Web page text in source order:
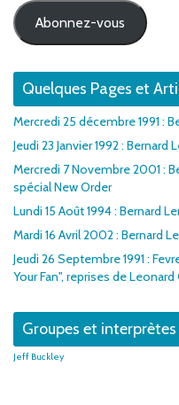
mail
Abonnez-vous
Quelques Pages et
Mercredi 25 décembre 1991 :
Jeudi 23 Janvier 1992 : Bernard
Mercredi 7 Novembre 2001 :
spécial New Order
Lundi 15 Août 1994 : Bernard
Mardi 16 Avril 2002 : Bernard
Jeudi 26 Septembre 1991 :
Your Fan", reprises de
Groupes et
Jeff Buckley